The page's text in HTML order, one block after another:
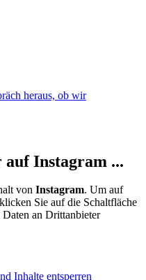
heraus, ob wir
Instagram ...
von Instagram. Um auf
Sie auf die Schaltfläche
Daten an Drittanbieter
Inhalte entsperren